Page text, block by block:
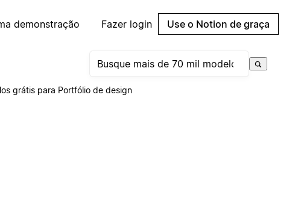
demonstração Fazer login Use o Notion de graça
grátis para Portfólio de design